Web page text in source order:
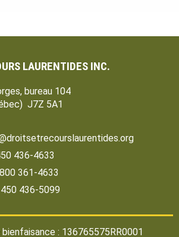
LAURENTIDES INC.
bureau 104
J7Z 5A1
436-4633
361-4633
436-5099
bienfaisance : 136765575RR0001